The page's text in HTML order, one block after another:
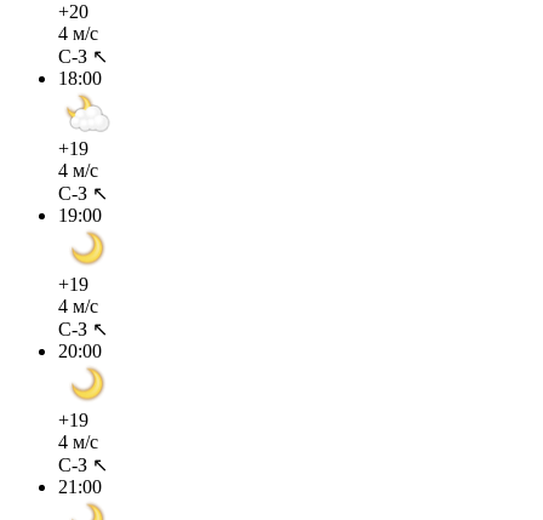
+20
4 м/с
С-З ↖
18:00
+19
4 м/с
С-З ↖
19:00
+19
4 м/с
С-З ↖
20:00
+19
4 м/с
С-З ↖
21:00